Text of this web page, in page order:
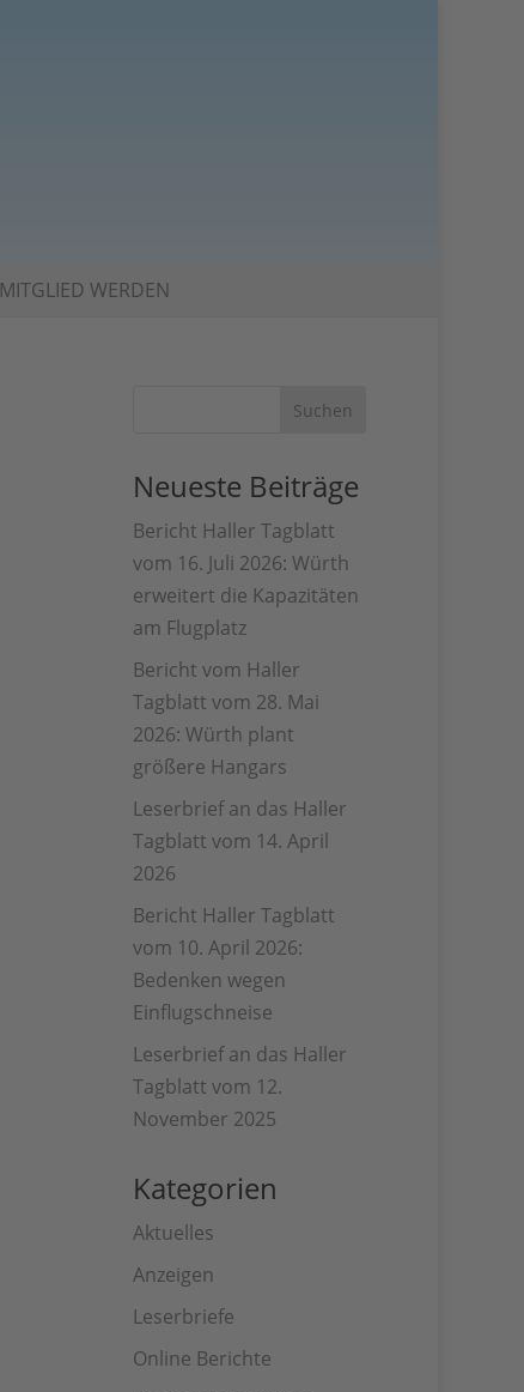
MITGLIED WERDEN
Neueste Beiträge
Bericht Haller Tagblatt
vom 16. Juli 2026: Würth
erweitert die Kapazitäten
am Flugplatz
Bericht vom Haller
Tagblatt vom 28. Mai
2026: Würth plant
größere Hangars
Leserbrief an das Haller
Tagblatt vom 14. April
2026
Bericht Haller Tagblatt
vom 10. April 2026:
Bedenken wegen
Einflugschneise
Leserbrief an das Haller
Tagblatt vom 12.
November 2025
Kategorien
Aktuelles
Anzeigen
Leserbriefe
Online Berichte